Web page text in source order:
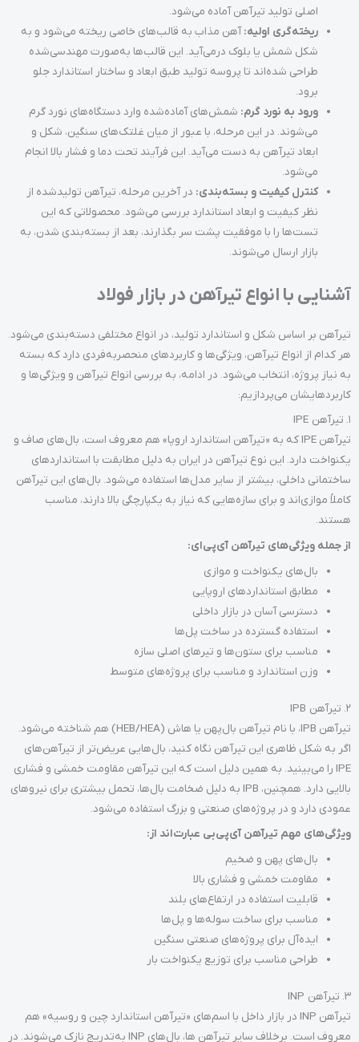
اصلی تولید تیرآهن آماده می‌شود.
ریخته‌گری اولیه:آهن مذاب به قالب‌های خاصی ریخته می‌شود و به
شکل شمش یا بلوک درمی‌آید. این قالب‌ها به‌صورت مهندسی‌شده
طراحی شده‌اند تا پروسه تولید طبق ابعاد و ساختار استاندارد جلو
برود.
ورود به نورد گرم: شمش‌های آماده‌شده وارد دستگاه‌های نورد گرم
می‌شوند. در این مرحله، با عبور از میان غلتک‌های سنگین، شکل و
ابعاد تیرآهن به دست می‌آید. این فرآیند تحت دما و فشار بالا انجام
می‌شود.
کنترل کیفیت و بسته‌بندی: در آخرین مرحله، تیرآهن تولیدشده از
نظر کیفیت و ابعاد استاندارد بررسی می‌شود. محصولاتی که این
تست‌ها را با موفقیت پشت سر بگذارند، بعد از بسته‌بندی شدن، به
بازار ارسال می‌شوند.
آشنایی با انواع تیرآهن در بازار فولاد
تیرآهن بر اساس شکل و استاندارد تولید، در انواع مختلفی دسته‌بندی می‌شود.
هر کدام از انواع تیرآهن، ویژگی‌ها و کاربردهای منحصر‌به‌فردی دارد که بسته
به نیاز پروژه، انتخاب می‌شود. در ادامه، به بررسی انواع تیرآهن و ویژگی‌ها و
کاربردهایشان می‌پردازیم:
1. تیرآهن IPE
تیرآهن IPE که به «تیرآهن استاندارد اروپا» هم معروف است، بال‌های صاف و
یکنواخت دارد. این نوع تیرآهن در ایران به دلیل مطابقت با استانداردهای
ساختمانی داخلی، بیشتر از سایر مدل‌ها استفاده می‌شود. بال‌های این تیرآهن
کاملاً موازی‌اند و برای سازه‌هایی که نیاز به یکپارچگی بالا دارند، مناسب
هستند.
از جمله ویژگی‌های تیرآهن آی‌پی‌ای:
بال‌های یکنواخت و موازی
مطابق استانداردهای اروپایی
دسترسی آسان در بازار داخلی
استفاده گسترده در ساخت پل‌ها
مناسب برای ستون‌ها و تیرهای اصلی سازه
وزن استاندارد و مناسب برای پروژه‌های متوسط
2. تیرآهن IPB
تیرآهن IPB، با نام تیرآهن بال‌پهن یا هاش (HEB/HEA) هم شناخته می‌شود.
اگر به شکل ظاهری این تیرآهن نگاه کنید، بال‌هایی عریض‌تر از تیرآهن‌های
IPE را می‌بینید. به همین دلیل است که این تیرآهن مقاومت خمشی و فشاری
بالایی دارد. همچنین، IPB به دلیل ضخامت بال‌ها، تحمل بیشتری برای نیروهای
عمودی دارد و در پروژه‌های صنعتی و بزرگ استفاده می‌شود.
ویژگی‌های مهم تیرآهن آی‌پی‌بی عبارت‌اند از:
بال‌های پهن و ضخیم
مقاومت خمشی و فشاری بالا
قابلیت استفاده در ارتفاع‌های بلند
مناسب برای ساخت سوله‌ها و پل‌ها
ایده‌آل برای پروژه‌های صنعتی سنگین
طراحی مناسب برای توزیع یکنواخت بار
3. تیرآهن INP
تیرآهن INP در بازار داخل با اسم‌های «تیرآهن استاندارد چین و روسیه» هم
معروف است. برخلاف سایر تیرآهن ها، بال‌های INP به‌تدریج نازک می‌شوند. در